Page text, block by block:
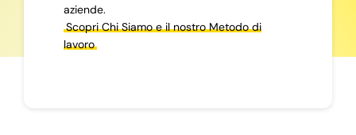
aziende.
Scopri Chi Siamo e il nostro Metodo di
lavoro